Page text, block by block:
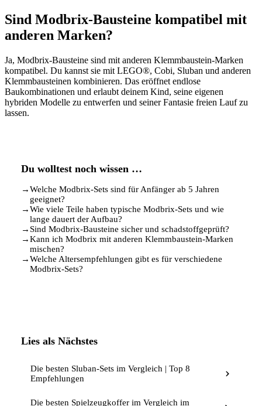
Sind Modbrix-Bausteine kompatibel mit
anderen Marken?
Ja, Modbrix-Bausteine sind mit anderen Klemmbaustein-Marken
kompatibel. Du kannst sie mit LEGO®, Cobi, Sluban und anderen
Klemmbausteinen kombinieren. Das eröffnet endlose
Baukombinationen und erlaubt deinem Kind, seine eigenen
hybriden Modelle zu entwerfen und seiner Fantasie freien Lauf zu
lassen.
Du wolltest noch wissen …
→Welche Modbrix-Sets sind für Anfänger ab 5 Jahren
geeignet?
→Wie viele Teile haben typische Modbrix-Sets und wie
lange dauert der Aufbau?
→ Sind Modbrix-Bausteine sicher und schadstoffgeprüft?
→Kann ich Modbrix mit anderen Klemmbaustein-Marken
mischen?
→Welche Altersempfehlungen gibt es für verschiedene
Modbrix-Sets?
Lies als Nächstes
Die besten Sluban-Sets im Vergleich | Top 8
Empfehlungen
Die besten Spielzeugkoffer im Vergleich im